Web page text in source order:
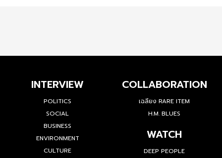
INTERVIEW
POLITICS
SOCIAL
BUSINESS
ENVIRONMENT
CULTURE
COLLABORATION
เฉลียง RARE ITEM
H.M. BLUES
WATCH
DEEP PEOPLE